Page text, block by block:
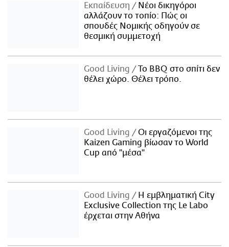
Εκπαίδευση
Νέοι δικηγόροι
αλλάζουν το τοπίο: Πώς οι
σπουδές Νομικής οδηγούν σε
θεσμική συμμετοχή
Good Living
Το BBQ στο σπίτι δεν
θέλει χώρο. Θέλει τρόπο.
Good Living
Οι εργαζόμενοι της
Kaizen Gaming βίωσαν το World
Cup από "μέσα"
Good Living
Η εμβληματική City
Exclusive Collection της Le Labo
έρχεται στην Αθήνα